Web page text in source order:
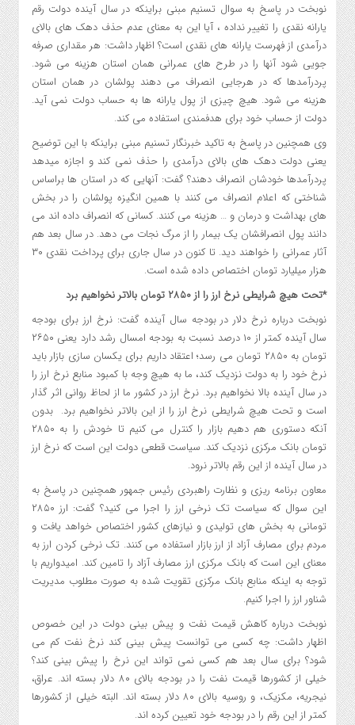
نوبخت در پاسخ به سوال تسنیم مبنی براینکه در سال آینده دولت رقم
یارانه نقدی را تغییر نداده ، آیا این به معنای عدم حذف دهک های بالای
درآمدی از فهرست یارانه های نقدی است؟ اظهار داشت: هر مقداری صرفه
جویی شود آنها را در طرح های عمرانی همان استان هزینه می شود.
پردرآمدها که در هرجایی انصراف می دهند پولشان در همان استان
هزینه می شود. هیچ چیزی از پول یارانه ها به حساب دولت نمی آید.
دولت از حساب خود برای هدفمندی استفاده می کند.
وی همچنین در پاسخ به تاکید خبرنگار تسنیم مبنی براینکه با این توضیح
یعنی دولت دهک های بالای درآمدی را حذف نمی کند و اجازه میدهد
پردرآمدها خودشان انصراف دهند؟ گفت: آنهایی که در استان ها براساس
شناختی که اعلام انصراف می کنند با همین انگیزه پولشان را در بخش
های بهداشت و درمان و … هزینه می کنند. کسانی که انصراف داده اند می
دانند پول انصرافشان یک بیمار را از مرگ نجات می دهد. در سال بعد هم
آثار عمرانی را خواهند دید. تا کنون در سال جاری برای پرداخت نقدی ۳۰
هزار میلیارد تومان اختصاص داده شده است.
*تحت هیچ شرایطی نرخ ارز را از ۲۸۵۰ تومان بالاتر نخواهیم برد
نوبخت درباره نرخ دلار در بودجه سال آینده گفت: نرخ ارز برای بودجه
سال آینده کمتر از ۱۰ درصد نسبت به بودجه امسال رشد دارد یعنی ۲۶۵۰
تومان به ۲۸۵۰ تومان می رسد؛ اعتقاد داریم برای یکسان سازی بازار باید
نرخ خود را به دولت نزدیک کند، ما به هیچ وجه با کمبود منابع نرخ ارز را
در سال آینده بالا نخواهیم برد. نرخ ارز در کشور ما از لحاظ روانی اثر گذار
است و تحت هیچ شرایطی نرخ ارز را از این بالاتر نخواهیم برد. بدون
آنکه دستوری هم دهیم بازار را کنترل می کنیم تا خودش را به ۲۸۵۰
تومان بانک مرکزی نزدیک کند. سیاست قطعی دولت این است که نرخ ارز
در سال آینده از این رقم بالاتر نرود.
معاون برنامه ریزی و نظارت راهبردی رئیس جمهور همچنین در پاسخ به
این سوال که سیاست تک نرخی ارز را اجرا می کنید؟ گفت: ارز ۲۸۵۰
تومانی به بخش های تولیدی و نیازهای کشور اختصاص خواهد یافت و
مردم برای مصارف آزاد از ارز بازار استفاده می کنند. تک نرخی کردن ارز به
معنای این است که بانک مرکزی ارز مصارف آزاد را تامین کند. امیدواریم با
توجه به اینکه منابع بانک مرکزی تقویت شده به صورت مطلوب مدیریت
شناور ارز را اجرا کنیم.
نوبخت درباره کاهش قیمت نفت و پیش بینی دولت در این خصوص
اظهار داشت: چه کسی می توانست پیش بینی کند نرخ نفت کم می
شود؟ برای سال بعد هم کسی نمی تواند این نرخ را پیش بینی کند؟
خیلی از کشورها قیمت نفت را در بودجه بالای ۸۰ دلار بسته اند. عراق،
نیجریه، مکزیک، و روسیه بالای ۸۰ دلار بسته اند. البته خیلی از کشورها
کمتر از این رقم را در بودجه خود تعیین کرده اند.